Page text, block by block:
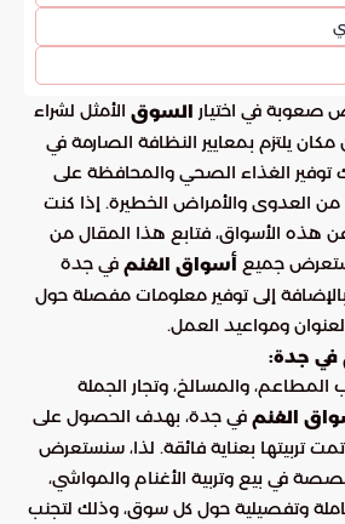
صعوبة في اختيار السوق الأمثل لشراء
يلتزم بمعايير النظافة الصارمة في
توفير الغذاء الصحي والمحافظة على
من العدوى والأمراض الخطيرة. إذا كنت
الأسواق، فتابع هذا المقال من
جميع أسواق الغنم في جدة
بالإضافة إلى توفير معلومات مفصلة حول
ومواعيد العمل.
في جدة:
والمسالخ، وتجار الجملة
الغنم في جدة، بهدف الحصول على
تمت تربيتها بعناية فائقة. لذا، سنستعرض
في بيع وتربية الأغنام والمواشي،
وتفصيلية حول كل سوق، وذلك لتجنب